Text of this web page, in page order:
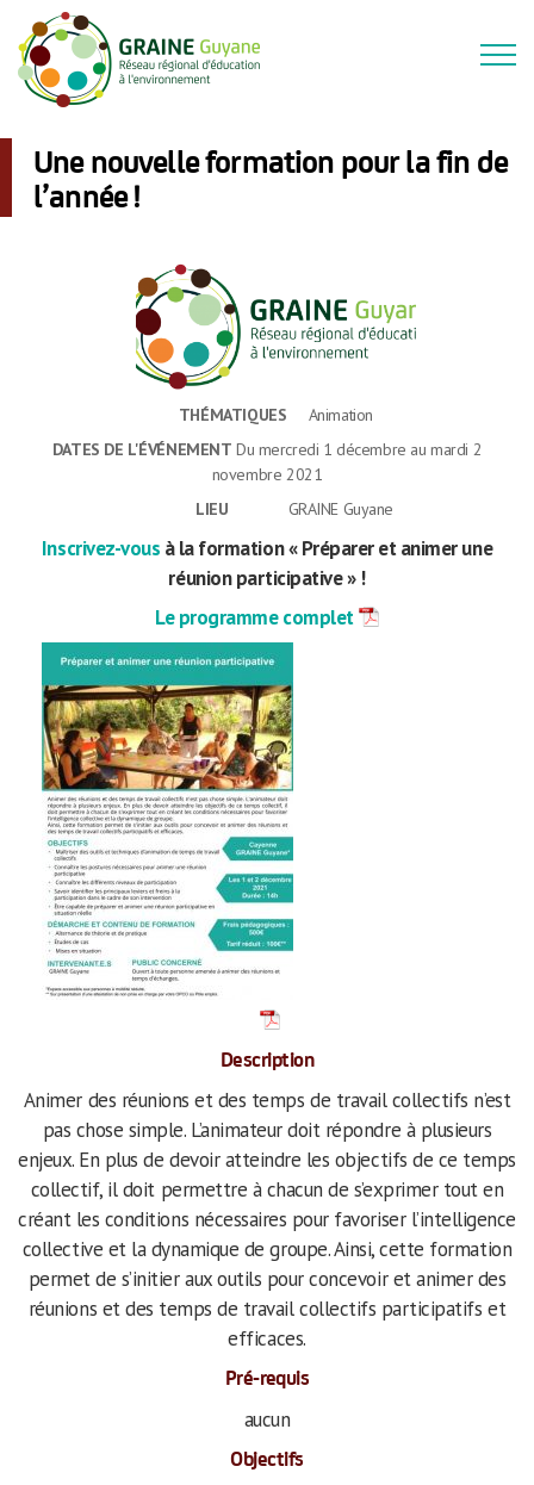
Une nouvelle formation pour la fin de
l’année !
THÉMATIQUES
Animation
DATES DE L'ÉVÉNEMENT Du mercredi 1 décembre au mardi 2
novembre 2021
LIEU
GRAINE Guyane
Inscrivez-vous à la formation « Préparer et animer une
réunion participative » !
Le programme complet
Description
Animer des réunions et des temps de travail collectifs n’est
pas chose simple. L’animateur doit répondre à plusieurs
enjeux. En plus de devoir atteindre les objectifs de ce temps
collectif, il doit permettre à chacun de s’exprimer tout en
créant les conditions nécessaires pour favoriser l’intelligence
collective et la dynamique de groupe. Ainsi, cette formation
permet de s’initier aux outils pour concevoir et animer des
réunions et des temps de travail collectifs participatifs et
efficaces.
Pré-requis
aucun
Objectifs